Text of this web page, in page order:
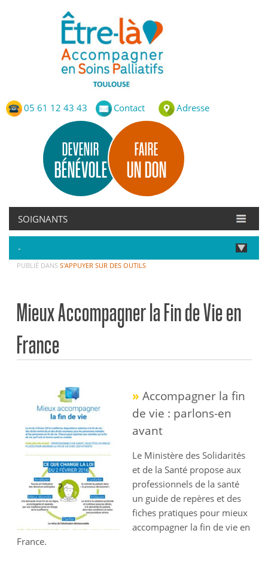
05 61 12 43 43 Contact Adresse
Etre-Là – ASP Toulouse
Accompagnement en Soins Palliatifs de Toulouse
FAIRE
UN DON
DEVENIR
BÉNÉVOLE
PUBLIÉ DANS S'APPUYER SUR DES OUTILS
Mieux Accompagner la Fin de Vie en
France
» Accompagner la fin
de vie : parlons-en
avant
Le Ministère des Solidarités
et de la Santé propose aux
professionnels de la santé
un guide de repères et des
fiches pratiques pour mieux
accompagner la fin de vie en
France.